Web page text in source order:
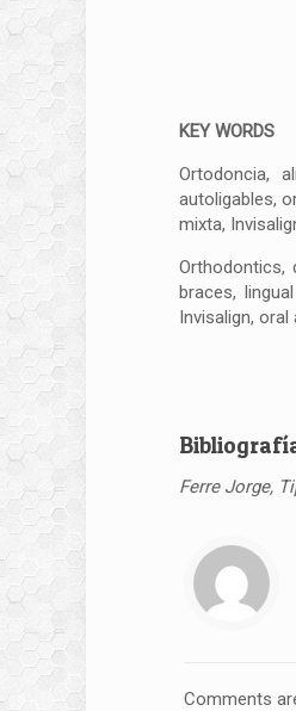
KEY WORDS
Ortodoncia,
autoligables,
mixta,
Orthodontics,
braces,
Invisalign,
Ferre Jorge,
Comments